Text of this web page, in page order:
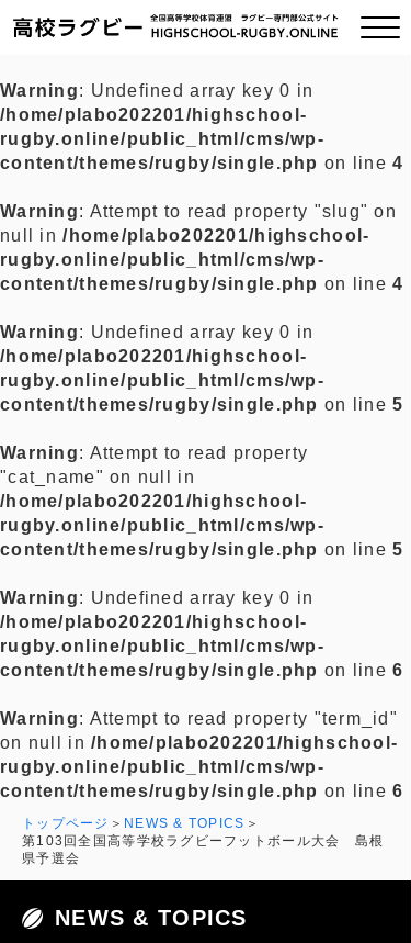
ご挨拶
全国チーム紹介
プライバシーポリシー
お問い合わせ
Warning: Undefined array key 0 in
/home/plabo202201/highschool-
rugby.online/public_html/cms/wp-
content/themes/rugby/single.php on line4
Warning: Attempt to read property "slug" on
null in/home/plabo202201/highschool-
rugby.online/public_html/cms/wp-
content/themes/rugby/single.php on line4
Warning: Undefined array key 0 in
/home/plabo202201/highschool-
rugby.online/public_html/cms/wp-
content/themes/rugby/single.php on line5
Warning: Attempt to read property
"cat_name" on null in
/home/plabo202201/highschool-
rugby.online/public_html/cms/wp-
content/themes/rugby/single.php on line5
Warning: Undefined array key 0 in
/home/plabo202201/highschool-
rugby.online/public_html/cms/wp-
content/themes/rugby/single.php on line6
Warning: Attempt to read property "term_id"
on null in/home/plabo202201/highschool-
rugby.online/public_html/cms/wp-
content/themes/rugby/single.php on line6
トップページ
NEWS & TOPICS
第103回全国高等学校ラグビーフットボール大会 島根
県予選会
NEWS & TOPICS